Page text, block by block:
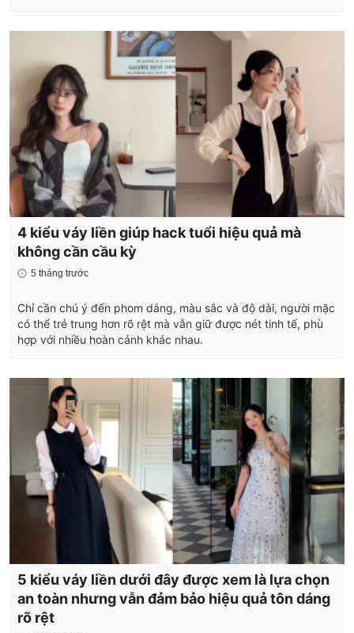
4 kiểu váy liền giúp hack tuổi hiệu quả mà
không cần cầu kỳ
5 tháng trước
Chỉ cần chú ý đến phom dáng, màu sắc và độ dài, người mặc
có thể trẻ trung hơn rõ rệt mà vẫn giữ được nét tinh tế, phù
hợp với nhiều hoàn cảnh khác nhau.
5 kiểu váy liền dưới đây được xem là lựa chọn
an toàn nhưng vẫn đảm bảo hiệu quả tôn dáng
rõ rệt